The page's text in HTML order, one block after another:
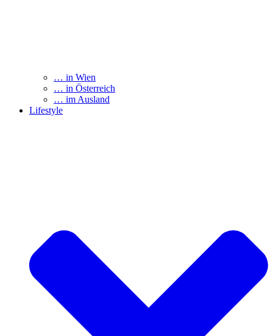
… in Wien
… in Österreich
… im Ausland
Lifestyle